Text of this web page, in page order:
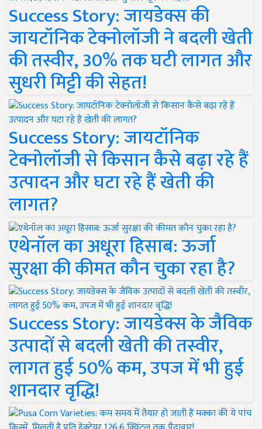
Success Story: जायडेक्स की
जायटॉनिक टेक्नोलॉजी ने बदली खेती
की तस्वीर, 30% तक घटी लागत और
सुधरी मिट्टी की सेहत!
Success Story: जायटॉनिक
टेक्नोलॉजी से किसान कैसे बढ़ा रहे हैं
उत्पादन और घटा रहे हैं खेती की
लागत?
एथेनॉल का अधूरा हिसाब: ऊर्जा
सुरक्षा की कीमत कौन चुका रहा है?
Success Story: जायडेक्स के जैविक
उत्पादों से बदली खेती की तस्वीर,
लागत हुई 50% कम, उपज में भी हुई
शानदार वृद्धि!